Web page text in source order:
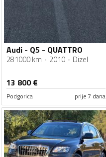
Audi - Q5 - QUATTRO
281000 km 2010 Dizel
13 800€
Podgorica prije 7 dana